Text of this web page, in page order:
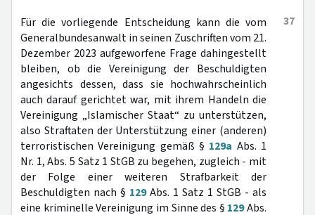
37
Für die vorliegende Entscheidung kann die vom
Generalbundesanwalt in seinen Zuschriften vom 21.
Dezember 2023 aufgeworfene Frage dahingestellt
bleiben, ob die Vereinigung der Beschuldigten
angesichts dessen, dass sie hochwahrscheinlich
auch darauf gerichtet war, mit ihrem Handeln die
Vereinigung „Islamischer Staat“ zu unterstützen,
also Straftaten der Unterstützung einer (anderen)
terroristischen Vereinigung gemäß § 129a Abs. 1
Nr. 1, Abs. 5 Satz 1 StGB zu begehen, zugleich - mit
der Folge einer weiteren Strafbarkeit der
Beschuldigten nach § 129Abs. 1 Satz 1 StGB - als
eine kriminelle Vereinigung im Sinne des § 129Abs.